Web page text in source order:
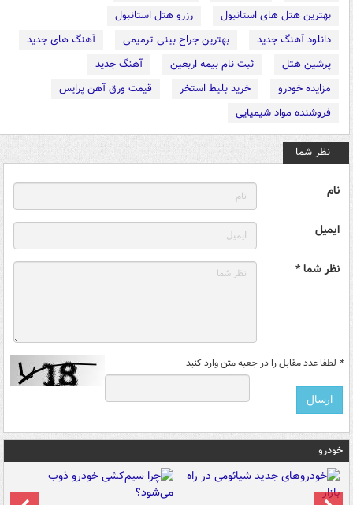
بهترین هتل های استانبول
رزرو هتل استانبول
دانلود آهنگ جدید
بهترین جراح بینی ترمیمی
آهنگ های جدید
پرشین هتل
ثبت نام بیمه اربعین
آهنگ جدید
مزایده خودرو
خرید بلیط استخر
قیمت ورق آهن پرایس
فروشنده مواد شیمیایی
نظر شما
نام
ایمیل
نظر شما *
* لطفا عدد مقابل را در جعبه متن وارد کنید
خودرو